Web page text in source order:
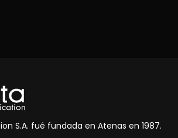
S.A. fué fundada en Atenas en 1987.